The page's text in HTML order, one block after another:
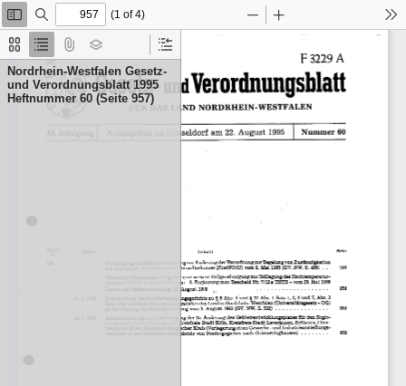
Thumbnails
Document
Outline
Attachments
Layers
Current
Item
Nordrhein-Westfalen Gesetz-
und Verordnungsblatt 1995
Heftnummer 60 (Seite 957)
Toggle
Sidebar
Find
(1 of 4)
Zoom